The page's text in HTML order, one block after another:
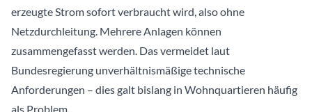
erzeugte Strom sofort verbraucht wird, also ohne
Netzdurchleitung. Mehrere Anlagen können
zusammengefasst werden. Das vermeidet laut
Bundesregierung unverhältnismäßige technische
Anforderungen – dies galt bislang in Wohnquartieren häufig
als Problem.